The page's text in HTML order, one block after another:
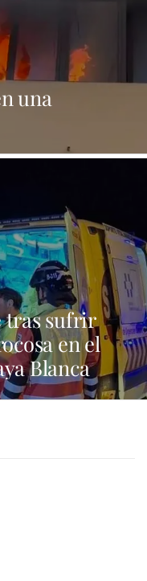
una
tras sufrir
en el
Blanca